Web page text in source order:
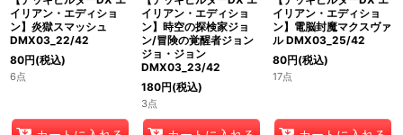
イリアン・エディショ
ン】炎獄スマッシュ
DMX03_22/42
80円(税込)
6点
イリアン・エディショ
ン】時空の探検家ジョ
ン/冒険の覚醒者ジョン
ジョ・ジョン
DMX03_23/42
180円(税込)
3点
イリアン・エディショ
ン】電脳封魔マクスヴァ
ル DMX03_25/42
80円(税込)
17点